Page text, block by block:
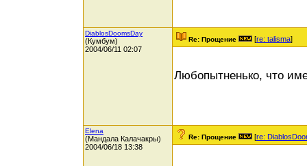
DiablosDoomsDay
(Кумбум)
2004/06/11 02:07
Re: Прощение [re: talisma]
Любопытненько, что
Elena
(Мандала Калачакры)
2004/06/18 13:38
Re: Прощение [re: